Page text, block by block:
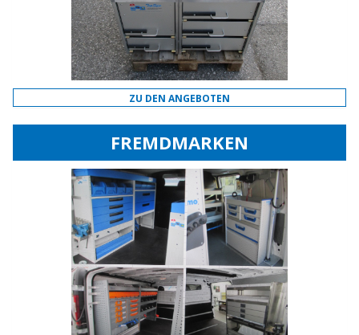
ZU DEN ANGEBOTEN
FREMDMARKEN